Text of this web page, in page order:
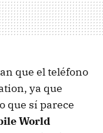
que el teléfono
ya que
que sí parece
World